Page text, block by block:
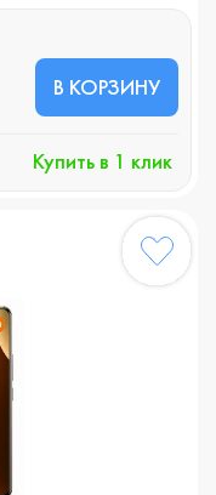
В КОРЗИНУ
Купить в 1 клик